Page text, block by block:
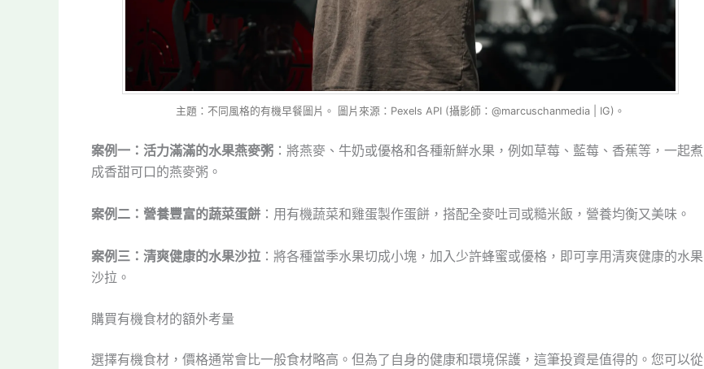
主題：不同風格的有機早餐圖片。 圖片來源：Pexels API (攝影師：@marcuschanmedia | IG)。
案例一：活力滿滿的水果燕麥粥 ：將燕麥、牛奶或優格和各種新鮮水果，例如草莓、藍莓、香蕉等，一起煮
成香甜可口的燕麥粥。
案例二：營養豐富的蔬菜蛋餅 ：用有機蔬菜和雞蛋製作蛋餅，搭配全麥吐司或糙米飯，營養均衡又美味。
案例三：清爽健康的水果沙拉 ：將各種當季水果切成小塊，加入少許蜂蜜或優格，即可享用清爽健康的水果
沙拉。
購買有機食材的額外考量
選擇有機食材，價格通常會比一般食材略高。但為了自身的健康和環境保護，這筆投資是值得的。您可以從